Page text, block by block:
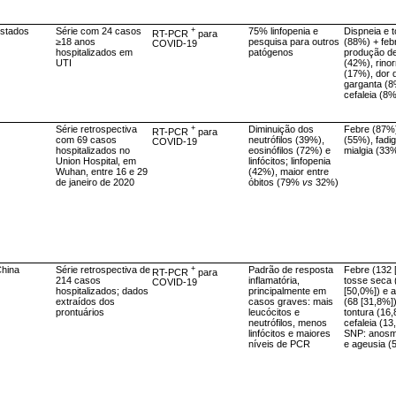
Série com 24 casos
≥18 anos
hospitalizados em
UTI
RT-PCR + para
COVID-19
75% linfopenia e
pesquisa para outros
patógenos
Dispneia e
(88%) +
produção
(42%),
(17%), dor
garganta
cefaleia
Série retrospectiva
com 69 casos
hospitalizados no
Union Hospital, em
Wuhan, entre 16 e 29
de janeiro de 2020
RT-PCR + para
COVID-19
Diminuição dos
neutrófilos (39%),
eosinófilos (72%) e
linfócitos; linfopenia
(42%), maior entre
óbitos (79% vs 32%)
Febre
(55%),
mialgia
Série retrospectiva de
214 casos
hospitalizados; dados
extraídos dos
prontuários
RT-PCR + para
COVID-19
Padrão de resposta
inflamatória,
principalmente em
casos graves: mais
leucócitos e
neutrófilos, menos
linfócitos e maiores
níveis de PCR
Febre (132
tosse seca
[50,0%]) e
(68
tontura
cefaleia
SNP:
e ageusia